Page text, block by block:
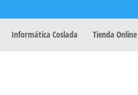
Informática Coslada Tienda Online